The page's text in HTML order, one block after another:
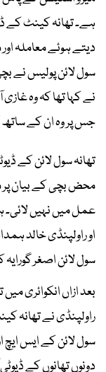
ہے۔ تھانہ کینٹ کے
دیتے ہوئے معاملہ
سول لائن پولیس نے
نے کہا تھا کہ وہ غازی
جس پر وہ ان کے
تھانہ سول لائن کے
محض بچی کے بیان پر
عمل میں نہیں لائی۔
او راولپنڈی خالد
سول لائن اصغر گورایہ
بعد ازاں انکوائری
راولپنڈی نے تھانہ
سول لائن کے ایس ایچ
دونوں تھانوں کے